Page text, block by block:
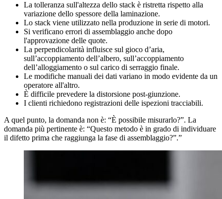
La tolleranza sull'altezza dello stack è ristretta rispetto alla
variazione dello spessore della laminazione.
Lo stack viene utilizzato nella produzione in serie di motori.
Si verificano errori di assemblaggio anche dopo
l'approvazione delle quote.
La perpendicolarità influisce sul gioco d’aria,
sull’accoppiamento dell’albero, sull’accoppiamento
dell’alloggiamento o sul carico di serraggio finale.
Le modifiche manuali dei dati variano in modo evidente da un
operatore all'altro.
È difficile prevedere la distorsione post-giunzione.
I clienti richiedono registrazioni delle ispezioni tracciabili.
A quel punto, la domanda non è: “È possibile misurarlo?”. La
domanda più pertinente è: “Questo metodo è in grado di individuare
il difetto prima che raggiunga la fase di assemblaggio?”.”